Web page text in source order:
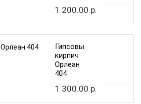
1 200.00 р.
Гипсовый
кирпич
Орлеан
404
1 300.00 р.